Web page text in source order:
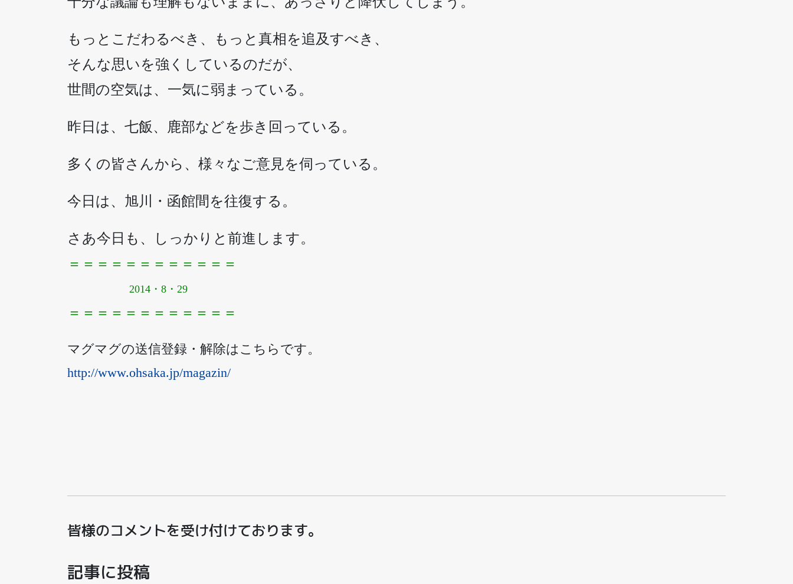
もっとこだわるべき、もっと真相を追及すべき、
そんな思いを強くしているのだが、
世間の空気は、一気に弱まっている。
昨日は、七飯、鹿部などを歩き回っている。
多くの皆さんから、様々なご意見を伺っている。
今日は、旭川・函館間を往復する。
さあ今日も、しっかりと前進します。
＝＝＝＝＝＝＝＝＝＝＝＝
2014・8・29
＝＝＝＝＝＝＝＝＝＝＝＝
マグマグの送信登録・解除はこちらです。
http://www.ohsaka.jp/magazin/
皆様のコメントを受け付けております。
記事に投稿